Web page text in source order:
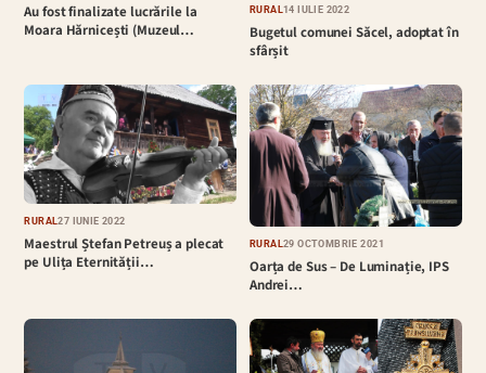
Au fost finalizate lucrările la
Moara Hărnicești (Muzeul…
RURAL14 IULIE 2022
Bugetul comunei Săcel, adoptat în
sfârșit
RURAL27 IUNIE 2022
Maestrul Ștefan Petreuș a plecat
pe Ulița Eternității…
RURAL29 OCTOMBRIE 2021
Oarța de Sus – De Luminație, IPS
Andrei…